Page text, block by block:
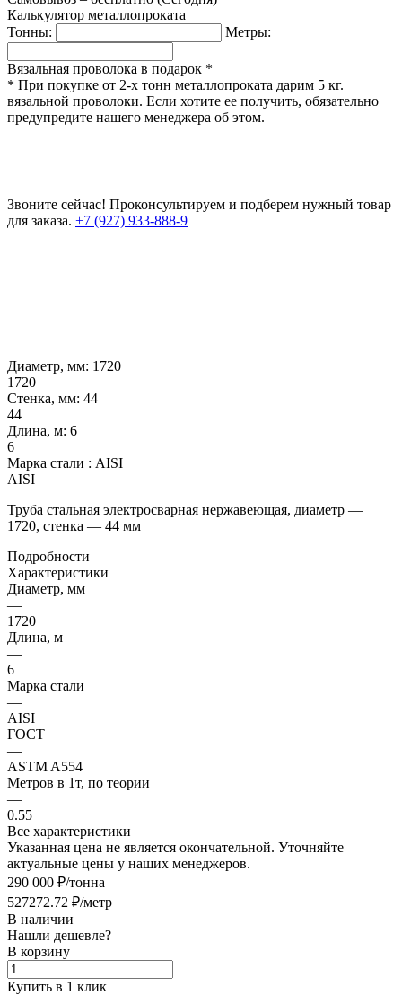
Калькулятор металлопроката
Тонны:
Метры:
Вязальная проволока в подарок *
* При покупке от 2-х тонн металлопроката дарим 5 кг.
вязальной проволоки. Если хотите ее получить, обязательно
предупредите нашего менеджера об этом.
Звоните сейчас! Проконсультируем и подберем нужный товар
для заказа. +7 (927) 933-888-9
Диаметр, мм: 1720
1720
Стенка, мм: 44
44
Длина, м: 6
6
Марка стали : AISI
AISI
Труба стальная электросварная нержавеющая, диаметр —
1720, стенка — 44 мм
Подробности
Характеристики
Диаметр, мм
—
1720
Длина, м
—
6
Марка стали
—
AISI
ГОСТ
—
ASTM A554
Метров в 1т, по теории
—
0.55
Все характеристики
Указанная цена не является окончательной. Уточняйте
актуальные цены у наших менеджеров.
290 000 ₽/тонна
527272.72 ₽/метр
В наличии
Нашли дешевле?
В корзину
Купить в 1 клик